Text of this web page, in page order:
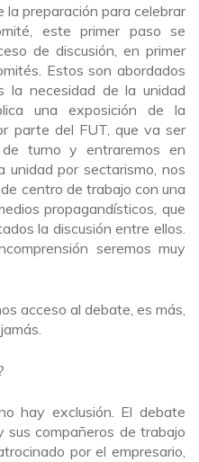
la preparación para celebrar
este primer paso se
de discusión, en primer
Estos son abordados
la necesidad de la unidad
una exposición de la
parte del FUT, que va ser
turno y entraremos en
unidad por sectarismo, nos
centro de trabajo con una
propagandísticos, que
la discusión entre ellos.
seremos muy
acceso al debate, es más,
hay exclusión. El debate
compañeros de trabajo
por el empresario,